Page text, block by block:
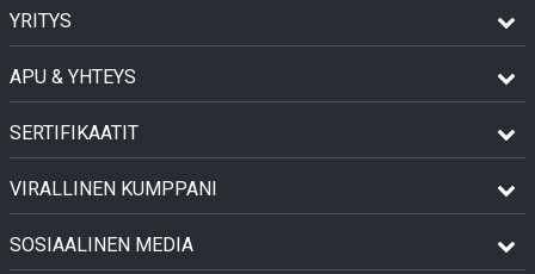
YRITYS
APU & YHTEYS
SERTIFIKAATIT
VIRALLINEN KUMPPANI
SOSIAALINEN MEDIA